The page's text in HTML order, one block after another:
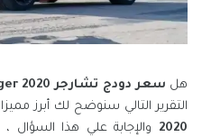
هل سعر دودج تشارجر 2020
التقرير التالي سنوضح لك أبرز
2020